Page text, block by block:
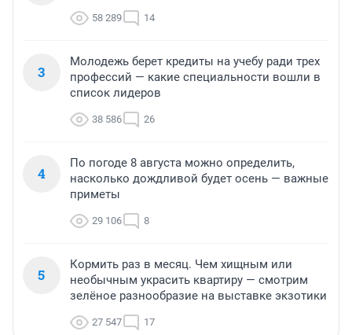
58 289 14
3
Молодежь берет кредиты на учебу ради трех
профессий — какие специальности вошли в
список лидеров
38 586 26
4
По погоде 8 августа можно определить,
насколько дождливой будет осень — важные
приметы
29 106 8
5
Кормить раз в месяц. Чем хищным или
необычным украсить квартиру — смотрим
зелёное разнообразие на выставке экзотики
27 547 17